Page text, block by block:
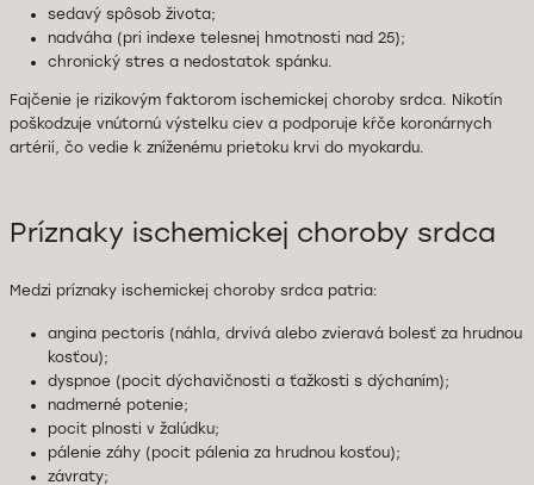
sedavý spôsob života;
nadváha (pri indexe telesnej hmotnosti nad 25);
chronický stres a nedostatok spánku.
Fajčenie je rizikovým faktorom ischemickej choroby srdca. Nikotín
poškodzuje vnútornú výstelku ciev a podporuje kŕče koronárnych
artérií, čo vedie k zníženému prietoku krvi do myokardu.
Príznaky ischemickej choroby srdca
Medzi príznaky ischemickej choroby srdca patria:
angina pectoris (náhla, drvivá alebo zvieravá bolesť za hrudnou
kosťou);
dyspnoe (pocit dýchavičnosti a ťažkosti s dýchaním);
nadmerné potenie;
pocit plnosti v žalúdku;
pálenie záhy (pocit pálenia za hrudnou kosťou);
závraty;